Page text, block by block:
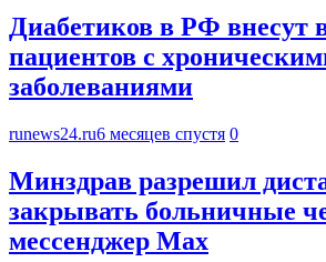
Диабетиков в РФ внесут
пациентов с
заболеваниями
runews24.ru6 месяцев спустя 0
Минздрав разрешил
закрывать больничные
мессенджер Max